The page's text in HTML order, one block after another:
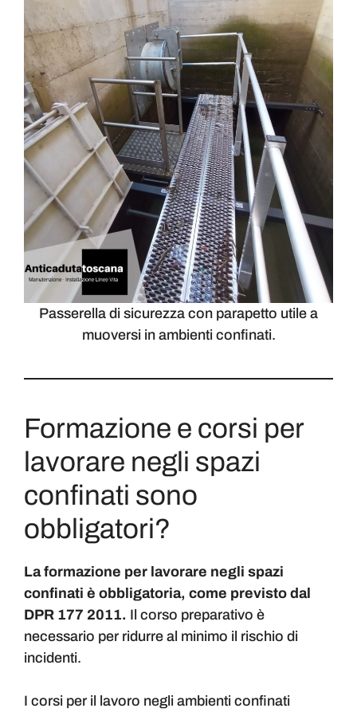
Passerella di sicurezza con parapetto utile a
muoversi in ambienti confinati.
Formazione e corsi per
lavorare negli spazi
confinati sono
obbligatori?
La formazione per lavorare negli spazi
confinati è obbligatoria, come previsto dal
DPR 177 2011. Il corso preparativo è
necessario per ridurre al minimo il rischio di
incidenti.
I corsi per il lavoro negli ambienti confinati